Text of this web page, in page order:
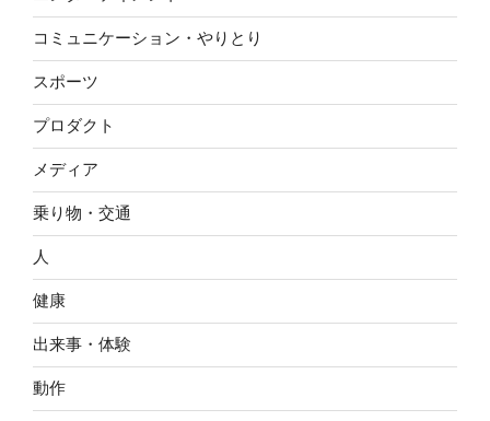
コミュニケーション・やりとり
スポーツ
プロダクト
メディア
乗り物・交通
人
健康
出来事・体験
動作